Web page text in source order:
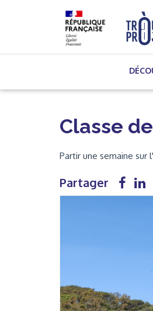
Classe
Partir une semaine
Partager